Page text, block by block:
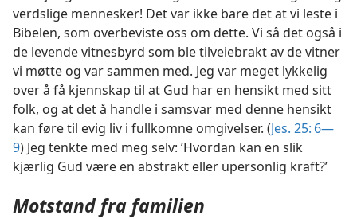
verdslige mennesker! Det var ikke bare det at vi leste i
Bibelen, som overbeviste oss om dette. Vi så det også i
de levende vitnesbyrd som ble tilveiebrakt av de vitner
vi møtte og var sammen med. Jeg var meget lykkelig
over å få kjennskap til at Gud har en hensikt med sitt
folk, og at det å handle i samsvar med denne hensikt
kan føre til evig liv i fullkomne omgivelser. (Jes. 25: 6—
9) Jeg tenkte med meg selv: ’Hvordan kan en slik
kjærlig Gud være en abstrakt eller upersonlig kraft?’
Motstand fra familien